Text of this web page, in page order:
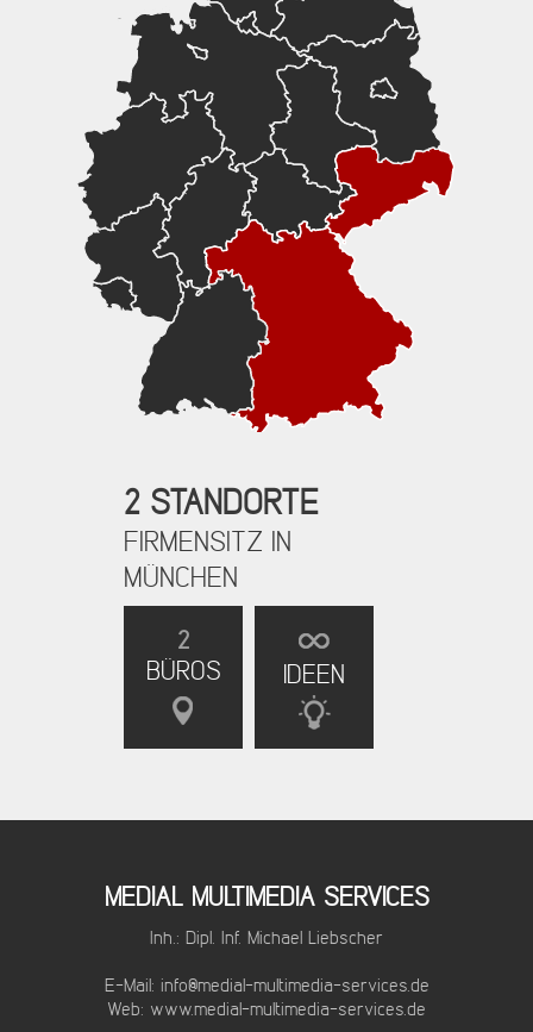
2 STANDORTE
FIRMENSITZ IN
MÜNCHEN
2
BÜROS
IDEEN
MEDIAL MULTIMEDIA SERVICES
Inh.: Dipl. Inf. Michael Liebscher
E-Mail: info@medial-multimedia-services.de
Web: www.medial-multimedia-services.de